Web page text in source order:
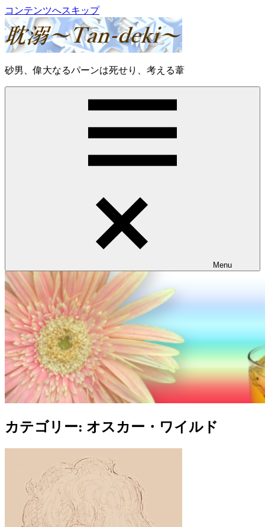
コンテンツへスキップ
耽
砂男、偉大なるパーンは死せり、考える葦
Menu
カテゴリー: オスカー・ワイルド